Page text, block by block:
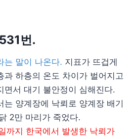
번.
는 말이 나온다. 지표가 뜨겁게
과 하층의 온도 차이가 벌어지고
면서 대기 불안정이 심해진다.
는 양계장에 낙뢰로 양계장 배기
2만 마리가 죽었다.
까지 한국에서 발생한 낙뢰가